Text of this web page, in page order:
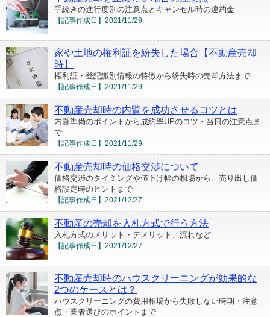
手続きの進行度別の注意点とキャンセル時の違約金
【記事作成日】 2021/11/29
家や土地の権利証を紛失した場合【不動産売却
時】
権利証・登記識別情報の特徴から紛失時の売却方法まで
【記事作成日】 2021/11/29
不動産売却時の内覧を成功させるコツとは
内覧準備のポイントから成約率UPのコツ・当日の注意点ま
で
【記事作成日】 2021/11/29
不動産売却時の価格交渉について
価格交渉のタイミングや値下げ幅の相場から、売り出し価
格設定時のヒントまで
【記事作成日】 2021/12/27
不動産の売却を入札方式で行う方法
入札方式のメリット・デメリット、流れなど
【記事作成日】 2021/12/27
不動産売却時のハウスクリーニングが効果的な
2つのケースとは？
ハウスクリーニングの費用相場から失敗しない時期・注意
点・業者選びのポイントまで